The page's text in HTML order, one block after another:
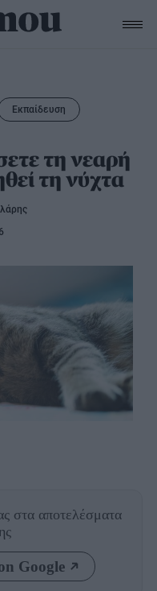
Εκπαίδευση
τη νεαρή
τη νύχτα
στα αποτελέσματα
Google